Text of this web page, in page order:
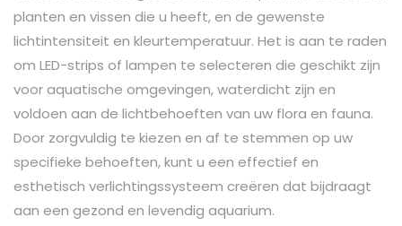
planten en vissen die u heeft, en de gewenste
lichtintensiteit en kleurtemperatuur. Het is aan te raden
om LED-strips of lampen te selecteren die geschikt zijn
voor aquatische omgevingen, waterdicht zijn en
voldoen aan de lichtbehoeften van uw flora en fauna.
Door zorgvuldig te kiezen en af te stemmen op uw
specifieke behoeften, kunt u een effectief en
esthetisch verlichtingssysteem creëren dat bijdraagt
aan een gezond en levendig aquarium.